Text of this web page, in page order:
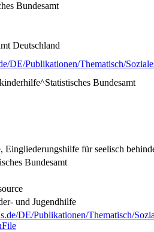
Bundesamt
Deutschland
DE/Publikationen/Thematisch/
Bundesamt
Eingliederungshilfe für seelisch
Bundesamt
und Jugendhilfe
DE/Publikationen/Thematisch/